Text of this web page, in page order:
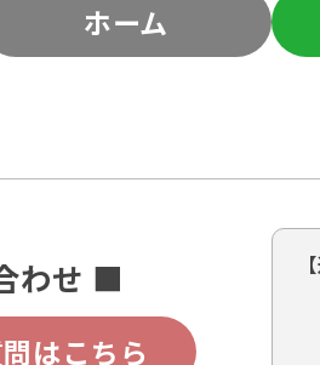
ホーム
わせ ■
はこちら